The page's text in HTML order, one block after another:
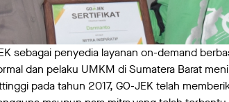
sebagai penyedia layanan on-demand
dan pelaku UMKM di Sumatera Barat
pada tahun 2017, GO-JEK telah